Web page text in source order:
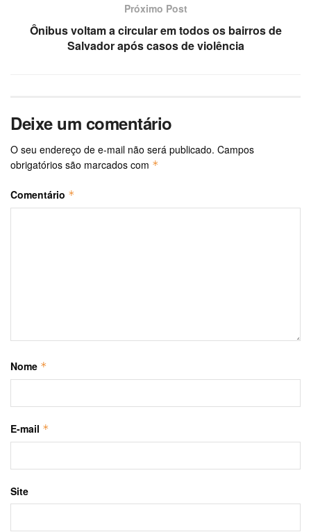
Próximo Post
Ônibus voltam a circular em todos os bairros de
Salvador após casos de violência
Deixe um comentário
O seu endereço de e-mail não será publicado. Campos
obrigatórios são marcados com *
Comentário *
Nome *
E-mail *
Site